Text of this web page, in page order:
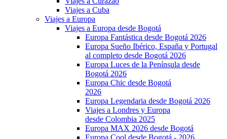
Viajes a Cuba
Viajes a Europa
Viajes a Europa desde Bogotá
Europa Fantástica desde Bogotá 2026
Europa Sueño Ibérico, España y Portugal
al completo desde Bogotá 2026
Europa Luces de la Península desde
Bogotá 2026
Europa Chic desde Bogotá
2026
Europa Legendaria desde Bogotá 2026
Viajes a Londres y Europa
desde Colombia 2025
Europa MAX 2026 desde Bogotá